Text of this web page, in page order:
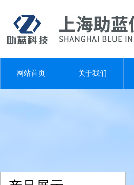
网站首页 关于我们